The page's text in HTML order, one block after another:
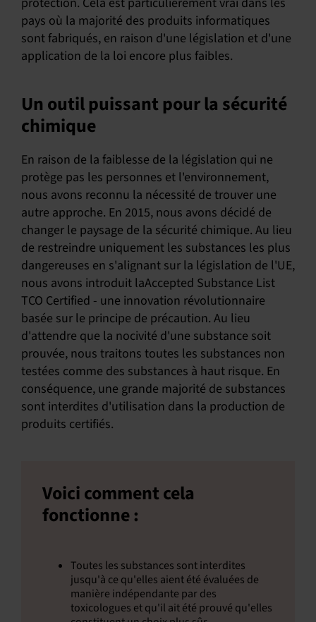
pays où la majorité des produits informatiques
sont fabriqués, en raison d'une législation et d'une
application de la loi encore plus faibles.
Un outil puissant pour la sécurité
chimique
En raison de la faiblesse de la législation qui ne
protège pas les personnes et l'environnement,
nous avons reconnu la nécessité de trouver une
autre approche. En 2015, nous avons décidé de
changer le paysage de la sécurité chimique. Au lieu
de restreindre uniquement les substances les plus
dangereuses en s'alignant sur la législation de l'UE,
nous avons introduit laAccepted Substance List
TCO Certified - une innovation révolutionnaire
basée sur le principe de précaution. Au lieu
d'attendre que la nocivité d'une substance soit
prouvée, nous traitons toutes les substances non
testées comme des substances à haut risque. En
conséquence, une grande majorité de substances
sont interdites d'utilisation dans la production de
produits certifiés.
Voici comment cela
fonctionne :
Toutes les substances sont interdites
jusqu'à ce qu'elles aient été évaluées de
manière indépendante par des
toxicologues et qu'il ait été prouvé qu'elles